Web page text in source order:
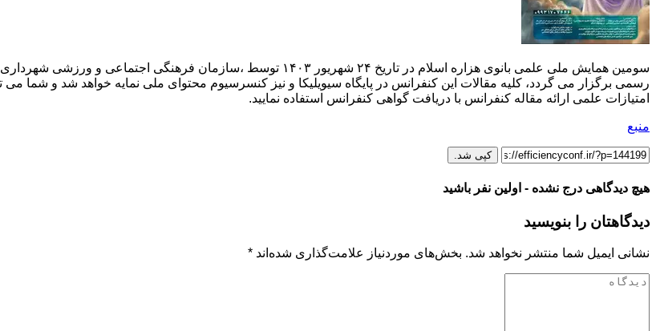
سومین همایش ملی علمی بانوی هزاره اسلام در تاریخ ۲۴ شهریور ۱۴۰۳ توسط
رسمی برگزار می گردد، کلیه مقالات این کنفرانس در پایگاه سیویلیکا و نیز کنسرسیوم محتوای ملی نمایه خواهد شد و شما می
امتیازات علمی ارائه مقاله کنفرانس با دریافت گواهی کنفرانس استفاده نمایید.
منبع
کپی شد.
هیچ دیدگاهی درج نشده - اولین نفر باشید
دیدگاهتان را بنویسید
نشانی ایمیل شما منتشر نخواهد شد. بخش‌های موردنیاز علامت‌گذاری شده‌اند *